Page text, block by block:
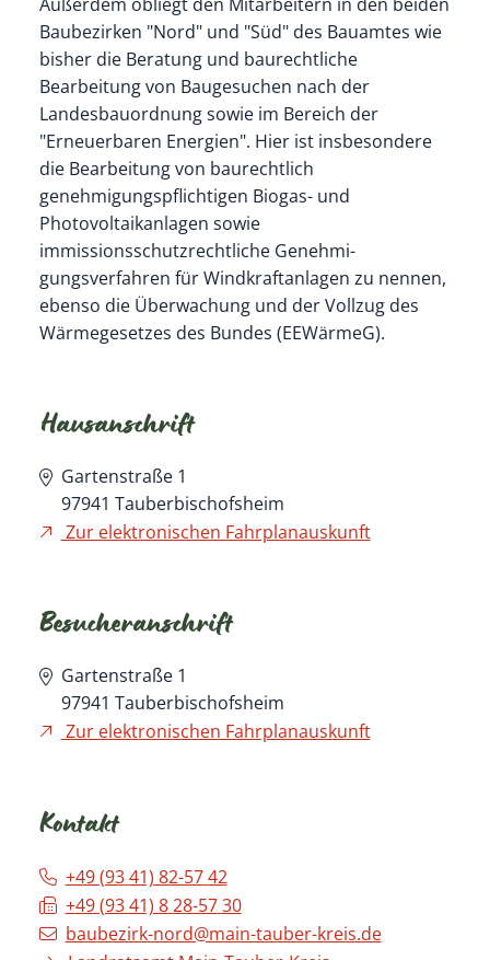
Baubezirken "Nord" und "Süd" des Bauamtes wie
bisher die Beratung und baurechtliche
Bearbeitung von Baugesuchen nach der
Landesbauordnung sowie im Bereich der
"Erneuerbaren Energien". Hier ist insbesondere
die Bearbeitung von baurechtlich
genehmigungspflichtigen Biogas- und
Photovoltaikanlagen sowie
immissionsschutzrechtliche Genehmi-
gungsverfahren für Windkraftanlagen zu nennen,
ebenso die Überwachung und der Vollzug des
Wärmegesetzes des Bundes (EEWärmeG).
Hausanschrift
Gartenstraße 1
97941 Tauberbischofsheim
Zur elektronischen Fahrplanauskunft
Besucheranschrift
Gartenstraße 1
97941 Tauberbischofsheim
Zur elektronischen Fahrplanauskunft
Kontakt
+49 (93 41) 82-57 42
+49 (93 41) 8 28-57 30
baubezirk-nord@main-tauber-kreis.de